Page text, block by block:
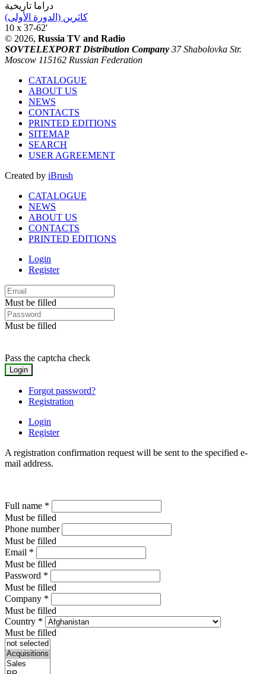
دراما تاريخية
كاثرين (الدورة الأولى)
10 x 37-62'
© 2026, Russia TV and Radio
SOVTELEXPORT Distribution Company 37 Shabolovka Str.
Moscow 115162 Russian Federation
CATALOGUE
ABOUT US
NEWS
CONTACTS
PRINTED EDITIONS
SITEMAP
SEARCH
USER AGREEMENT
Created by iBrush
CATALOGUE
NEWS
ABOUT US
CONTACTS
PRINTED EDITIONS
Login
Register
Must be filled
Must be filled
Pass the captcha check
Forgot password?
Registration
Login
Register
A registration confirmation request will be sent to the specified e-
mail address.
Full name *
Must be filled
Phone number
Must be filled
Email *
Must be filled
Password *
Must be filled
Company *
Must be filled
Country *
Must be filled